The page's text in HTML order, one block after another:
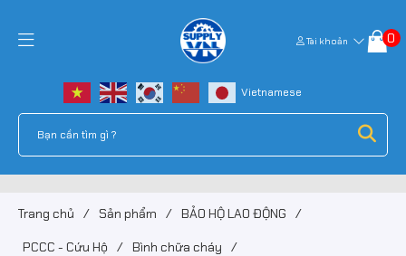
Tài khoản 0
Trang chủ / Sản phẩm / BẢO HỘ LAO ĐỘNG /
PCCC - Cứu Hộ / Bình chữa cháy /